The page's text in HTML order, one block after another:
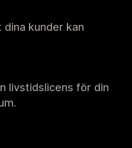
kunder kan
livstidslicens för din